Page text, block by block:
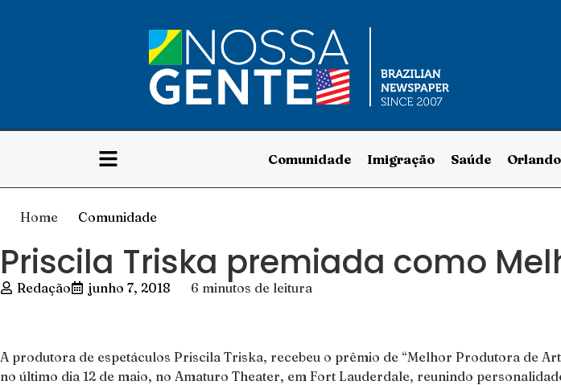
Comunidade Imigração Saúde Orlando
Home Comunidade
Priscila Triska premiada como
Redação junho 7, 2018 6 minutos de leitura
A produtora de espetáculos Priscila Triska, recebeu o prêmio de “Melhor Produtora de
no último dia 12 de maio, no Amaturo Theater, em Fort Lauderdale, reunindo